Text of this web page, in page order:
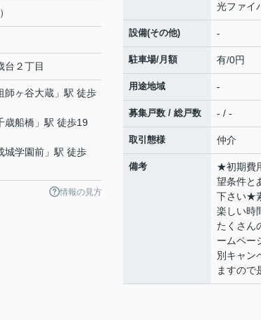
台 ２丁目
師ヶ谷大蔵 」駅 徒歩
歳船橋 」駅 徒歩19
城学園前 」駅 徒歩
情報の見方
光ファイ
設備(その他) -
駐車場/月額 有/0円
用途地域 -
募集戸数 / 総戸数 - / -
取引態様 仲介
備考
★初期費
望条件と
下さい★
楽しい時
たくさん
ームペー
別キャン
ますので